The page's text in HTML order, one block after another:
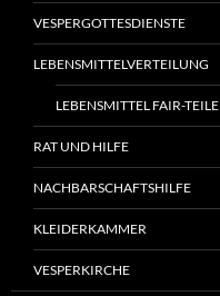
VESPERGOTTESDIENSTE
LEBENSMITTELVERTEILUNG
LEBENSMITTEL FAIR-
RAT UND HILFE
NACHBARSCHAFTSHILFE
KLEIDERKAMMER
VESPERKIRCHE